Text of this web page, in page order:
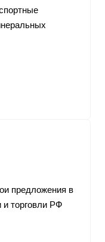
предложения в
торговли РФ